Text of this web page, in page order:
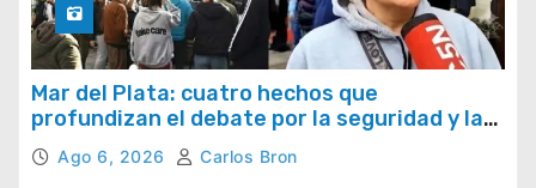
Mar del Plata: cuatro hechos que
profundizan el debate por la seguridad y la
respuesta del Estado
Ago 6, 2026 Carlos Bron